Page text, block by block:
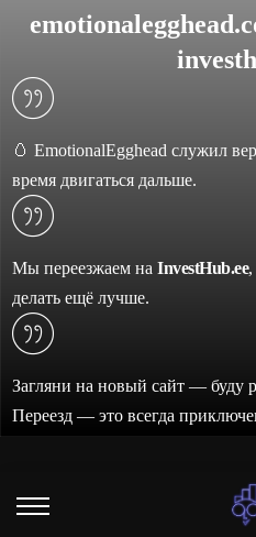
🥚 EmotionalEgghead служил
время двигаться дальше.
Мы переезжаем на InvestHub.ee,
делать ещё лучше.
Загляни на новый сайт — буду
Переезд — это всегда